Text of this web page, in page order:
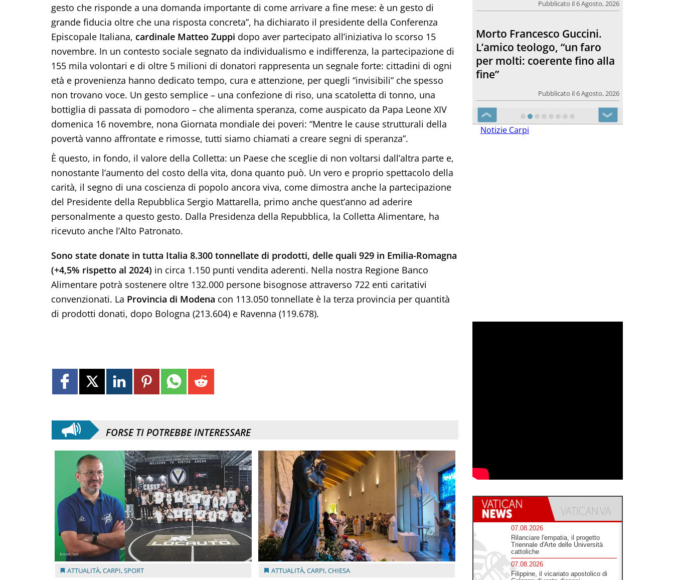
gesto che risponde a una domanda importante di come arrivare a fine mese: è un gesto di
grande fiducia oltre che una risposta concreta”, ha dichiarato il presidente della Conferenza
Episcopale Italiana, cardinale Matteo Zuppi dopo aver partecipato all’iniziativa lo scorso 15
novembre. In un contesto sociale segnato da individualismo e indifferenza, la partecipazione di
155 mila volontari e di oltre 5 milioni di donatori rappresenta un segnale forte: cittadini di ogni
età e provenienza hanno dedicato tempo, cura e attenzione, per quegli “invisibili” che spesso
non trovano voce. Un gesto semplice – una confezione di riso, una scatoletta di tonno, una
bottiglia di passata di pomodoro – che alimenta speranza, come auspicato da Papa Leone XIV
domenica 16 novembre, nona Giornata mondiale dei poveri: “Mentre le cause strutturali della
povertà vanno affrontate e rimosse, tutti siamo chiamati a creare segni di speranza”.
È questo, in fondo, il valore della Colletta: un Paese che sceglie di non voltarsi dall’altra parte e,
nonostante l’aumento del costo della vita, dona quanto può. Un vero e proprio spettacolo della
carità, il segno di una coscienza di popolo ancora viva, come dimostra anche la partecipazione
del Presidente della Repubblica Sergio Mattarella, primo anche quest’anno ad aderire
personalmente a questo gesto. Dalla Presidenza della Repubblica, la Colletta Alimentare, ha
ricevuto anche l’Alto Patronato.
Sono state donate in tutta Italia 8.300 tonnellate di prodotti, delle quali 929 in Emilia-Romagna
(+4,5% rispetto al 2024) in circa 1.150 punti vendita aderenti. Nella nostra Regione Banco
Alimentare potrà sostenere oltre 132.000 persone bisognose attraverso 722 enti caritativi
convenzionati. La Provincia di Modena con 113.050 tonnellate è la terza provincia per quantità
di prodotti donati, dopo Bologna (213.604) e Ravenna (119.678).
FORSE TI POTREBBE INTERESSARE
ATTUALITÀ,CARPI,SPORT ATTUALITÀ,CARPI,CHIESA
Chiesa. Un abbraccio verso il
futuro, la grande festa del
Papa e dei giovani ad Assisi
Pubblicato il 6 Agosto, 2026
❮ ❯
Notizie Carpi
07.08.2026
Rilanciare l'empatia, il progetto
Triennale d'Arte delle Università
cattoliche
07.08.2026
Filippine, il vicariato apostolico di